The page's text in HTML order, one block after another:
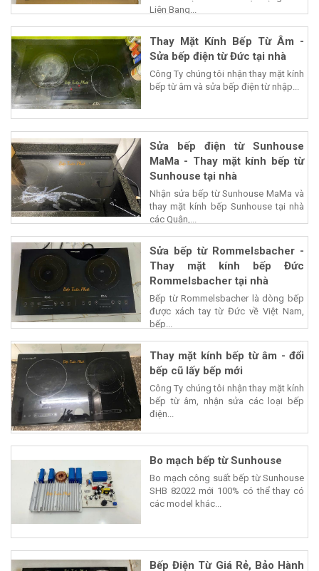
Liên Bang...
Thay Mặt Kính Bếp Từ Âm -
Sửa bếp điện từ Đức tại nhà
Công Ty chúng tôi nhận thay mặt kính
bếp từ âm và sửa bếp điện từ nhập...
Sửa bếp điện từ Sunhouse
MaMa - Thay mặt kính bếp từ
Sunhouse tại nhà
Nhận sửa bếp từ Sunhouse MaMa và
thay mặt kính bếp Sunhouse tại nhà
các Quận,...
Sửa bếp từ Rommelsbacher -
Thay mặt kính bếp Đức
Rommelsbacher tại nhà
Bếp từ Rommelsbacher là dòng bếp
được xách tay từ Đức về Việt Nam,
bếp...
Thay mặt kính bếp từ âm - đổi
bếp cũ lấy bếp mới
Công Ty chúng tôi nhận thay mặt kính
bếp từ âm, nhận sửa các loại bếp
điện...
Bo mạch bếp từ Sunhouse
Bo mạch công suất bếp từ Sunhouse
SHB 82022 mới 100% có thể thay có
các model khác...
Bếp Điện Từ Giá Rẻ, Bảo Hành